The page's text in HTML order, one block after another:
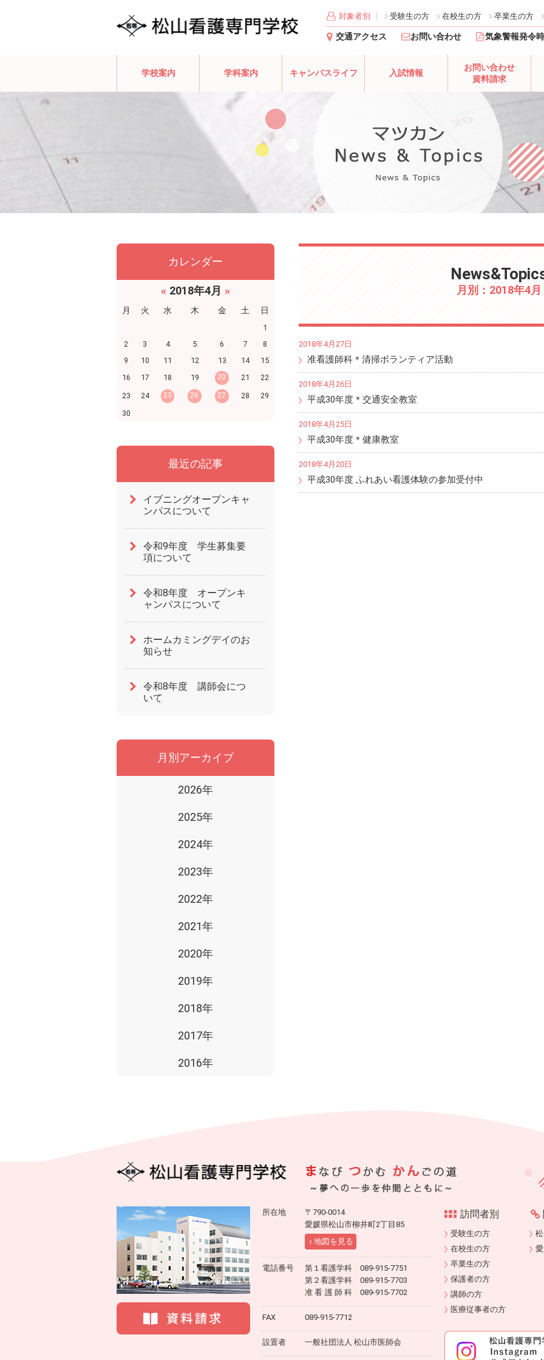
対象者別 受験生の方 在校生の方 卒業生の方
交通アクセス お問い合わせ 気象警報発令
学校案内 学科案内 キャンパスライフ 入試情報
お問い合わせ
資料請求
月別：2018年4月
2018年4月27日
准看護師科＊清掃ボランティア活動
2018年4月26日
平成30年度＊交通安全教室
2018年4月25日
平成30年度＊健康教室
2018年4月20日
平成30年度 ふれあい看護体験の参加受付中
カレンダー
« 2018年4月 »
月 火 水 木 金 土 日
1
2
3 4 5 6 7
8
9
10 11 12 13 14
15
16
17 18 19 20 21
22
23
24 25 26 27 28
29
30
最近の記事
イブニングオープンキャ
ンパスについて
令和9年度 学生募集要
項について
令和8年度 オープンキ
ャンパスについて
ホームカミングデイのお
知らせ
令和8年度 講師会につ
いて
月別アーカイブ
2026年
2025年
2024年
2023年
2022年
2021年
2020年
2019年
2018年
2017年
2016年
所在地
〒790-0014
愛媛県松山市柳井町2丁目85
地図を見る
電話番号
第１看護学科 089-915-7751
第２看護学科 089-915-7703
准看護師科
089-915-7702
FAX 089-915-7712
設置者 一般社団法人 松山市医師会
訪問者別
受験生の方
在校生の方
卒業生の方
保護者の方
講師の方
医療従事者の方